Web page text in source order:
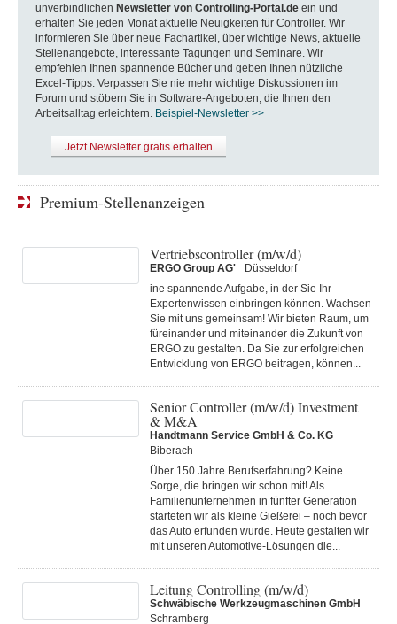
unverbindlichen Newsletter von Controlling-Portal.de ein und
erhalten Sie jeden Monat aktuelle Neuigkeiten für Controller. Wir
informieren Sie über neue Fachartikel, über wichtige News, aktuelle
Stellenangebote, interessante Tagungen und Seminare. Wir
empfehlen Ihnen spannende Bücher und geben Ihnen nützliche
Excel-Tipps. Verpassen Sie nie mehr wichtige Diskussionen im
Forum und stöbern Sie in Software-Angeboten, die Ihnen den
Arbeitsalltag erleichtern. Beispiel-Newsletter >>
Jetzt Newsletter gratis erhalten
Premium-Stellenanzeigen
Vertriebscontroller (m/w/d)
ERGO Group AG'
Düsseldorf
ine spannende Aufgabe, in der Sie Ihr
Expertenwissen einbringen können. Wachsen
Sie mit uns gemeinsam! Wir bieten Raum, um
füreinander und miteinander die Zukunft von
ERGO zu gestalten. Da Sie zur erfolgreichen
Entwicklung von ERGO beitragen, können...
Senior Controller (m/w/d) Investment
& M&A
Handtmann Service GmbH & Co. KG
Biberach
Über 150 Jahre Berufserfahrung? Keine
Sorge, die bringen wir schon mit! Als
Familienunternehmen in fünfter Generation
starteten wir als kleine Gießerei – noch bevor
das Auto erfunden wurde. Heute gestalten wir
mit unseren Automotive-Lösungen die...
Leitung Controlling (m/w/d)
Schwäbische Werkzeugmaschinen GmbH
Schramberg